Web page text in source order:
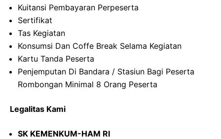
Kuitansi Pembayaran Perpeserta
Sertifikat
Tas Kegiatan
Konsumsi Dan Coffe Break Selama Kegiatan
Kartu Tanda Peserta
Penjemputan Di Bandara / Stasiun Bagi Peserta
Rombongan Minimal 8 Orang Peserta
Legalitas Kami
SK KEMENKUM-HAM RI